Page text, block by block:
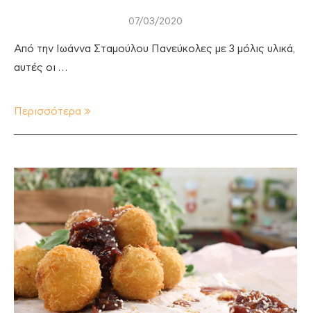
07/03/2020
Από την Ιωάννα Σταμούλου Πανεύκολες με 3 μόλις υλικά,
αυτές οι …
Περισσότερα